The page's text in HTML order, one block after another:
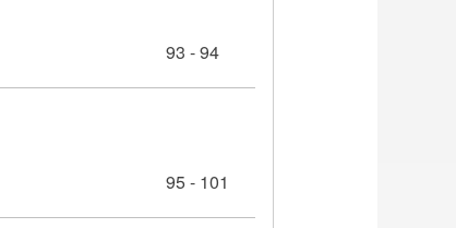
93 - 94
95 - 101